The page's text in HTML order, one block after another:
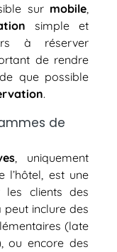
sur mobile,
simple et
à réserver
de rendre
que possible
.
de
, uniquement
l’hôtel, est une
les clients des
inclure des
(late
ou encore des